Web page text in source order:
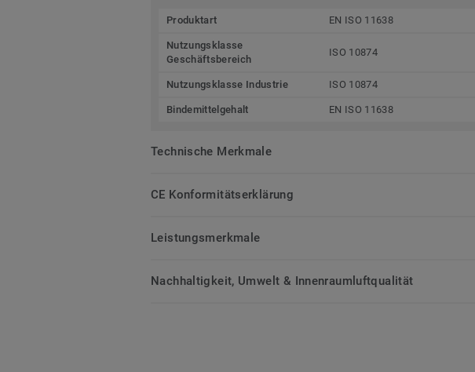
Produktart EN ISO 11638
Nutzungsklasse
Geschäftsbereich
ISO 10874
Nutzungsklasse Industrie ISO 10874
Bindemittelgehalt EN ISO 11638
Technische Merkmale
CE Konformitätserklärung
Leistungsmerkmale
Nachhaltigkeit, Umwelt & Innenraumluftqualität